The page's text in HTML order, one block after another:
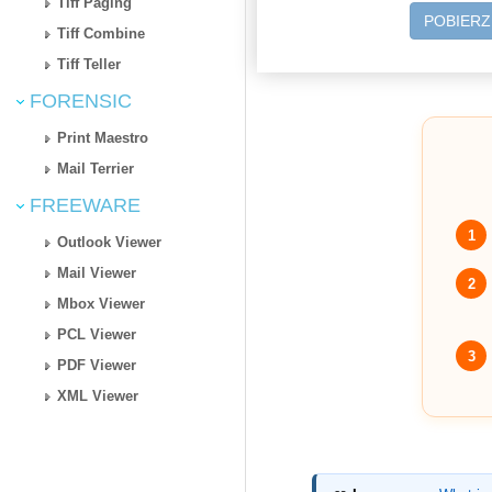
Tiff Combine
Tiff Teller
FORENSIC
Print Maestro
Mail Terrier
FREEWARE
Outlook Viewer
Mail Viewer
Mbox Viewer
PCL Viewer
PDF Viewer
XML Viewer
1
2
3